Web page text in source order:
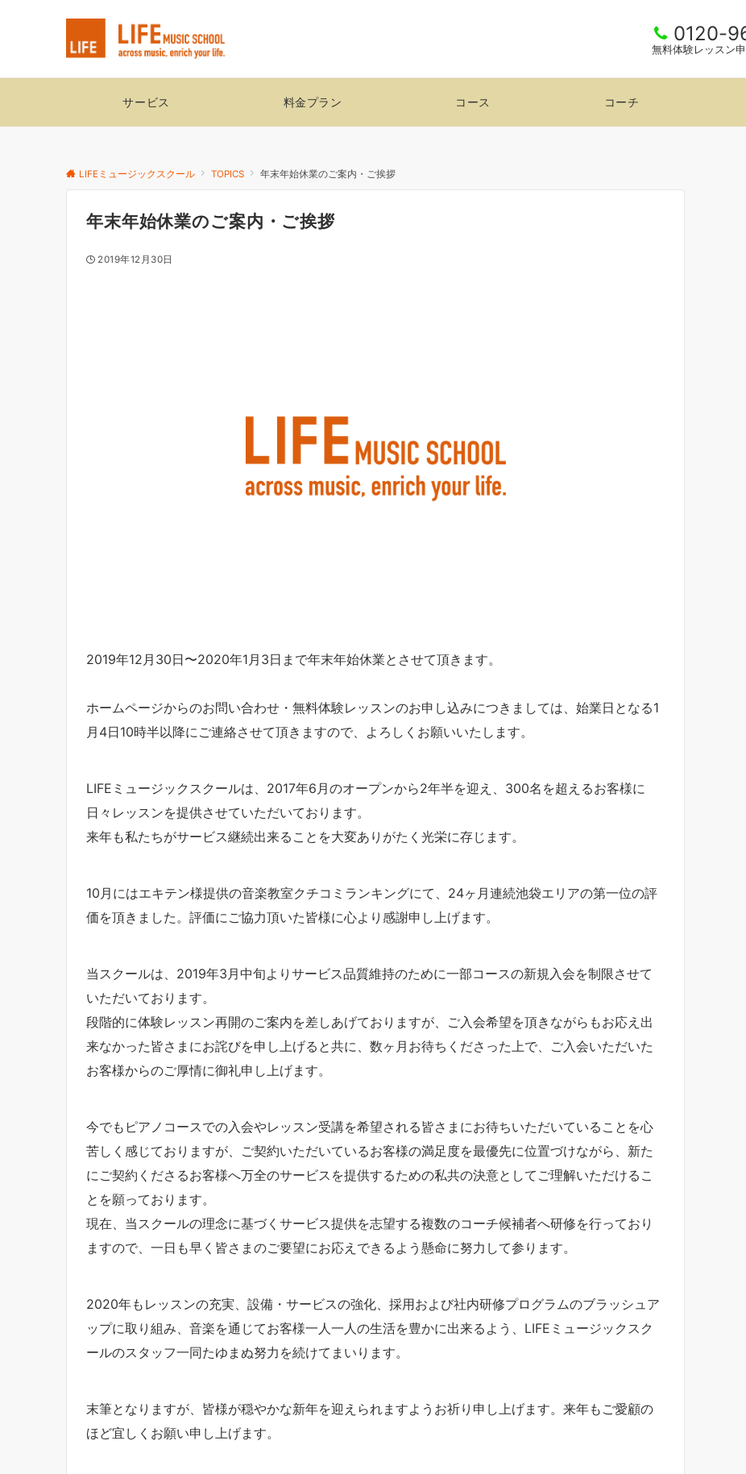
0120-
無料体験レッスン
サービス 料金プラン コース コーチ
LIFEミュージックスクール TOPICS 年末年始休業のご案内・ご挨拶
年末年始休業のご案内・ご挨拶
2019年12月30日
2019年12月30日〜2020年1月3日まで年末年始休業とさせて頂きます。
ホームページからのお問い合わせ・無料体験レッスンのお申し込みにつきましては、始業日となる1
月4日10時半以降にご連絡させて頂きますので、よろしくお願いいたします。
LIFEミュージックスクールは、2017年6月のオープンから2年半を迎え、300名を超えるお客様に
日々レッスンを提供させていただいております。
来年も私たちがサービス継続出来ることを大変ありがたく光栄に存じます。
10月にはエキテン様提供の音楽教室クチコミランキングにて、24ヶ月連続池袋エリアの第一位の評
価を頂きました。評価にご協力頂いた皆様に心より感謝申し上げます。
当スクールは、2019年3月中旬よりサービス品質維持のために一部コースの新規入会を制限させて
いただいております。
段階的に体験レッスン再開のご案内を差しあげておりますが、ご入会希望を頂きながらもお応え出
来なかった皆さまにお詫びを申し上げると共に、数ヶ月お待ちくださった上で、ご入会いただいた
お客様からのご厚情に御礼申し上げます。
今でもピアノコースでの入会やレッスン受講を希望される皆さまにお待ちいただいていることを心
苦しく感じておりますが、ご契約いただいているお客様の満足度を最優先に位置づけながら、新た
にご契約くださるお客様へ万全のサービスを提供するための私共の決意としてご理解いただけるこ
とを願っております。
現在、当スクールの理念に基づくサービス提供を志望する複数のコーチ候補者へ研修を行っており
ますので、一日も早く皆さまのご要望にお応えできるよう懸命に努力して参ります。
2020年もレッスンの充実、設備・サービスの強化、採用および社内研修プログラムのブラッシュア
ップに取り組み、音楽を通じてお客様一人一人の生活を豊かに出来るよう、LIFEミュージックスク
ールのスタッフ一同たゆまぬ努力を続けてまいります。
末筆となりますが、皆様が穏やかな新年を迎えられますようお祈り申し上げます。来年もご愛顧の
ほど宜しくお願い申し上げます。